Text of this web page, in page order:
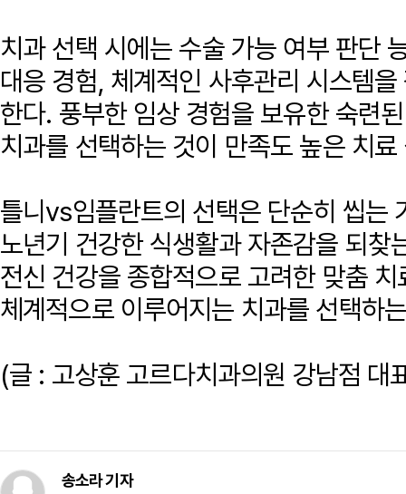
치과 선택 시에는 수술 가능 여부 판단
대응 경험, 체계적인 사후관리 시스템
한다. 풍부한 임상 경험을 보유한 숙련
치과를 선택하는 것이 만족도 높은 치
틀니vs임플란트의 선택은 단순히 씹는
노년기 건강한 식생활과 자존감을 되찾
전신 건강을 종합적으로 고려한 맞춤
체계적으로 이루어지는 치과를 선택하
(글 : 고상훈 고르다치과의원 강남점 대
송소라 기자